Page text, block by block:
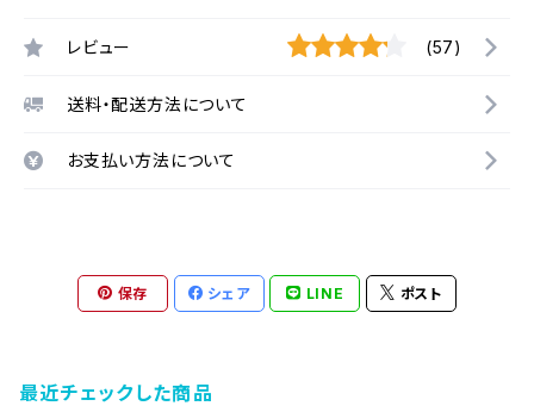
レビュー (57)
送料・配送方法について
お支払い方法について
保存 シェア LINE ポスト
最近チェックした商品